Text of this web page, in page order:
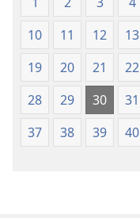
10
11 12 13
19
20 21 22
28
29 30 31
37
38 39 40